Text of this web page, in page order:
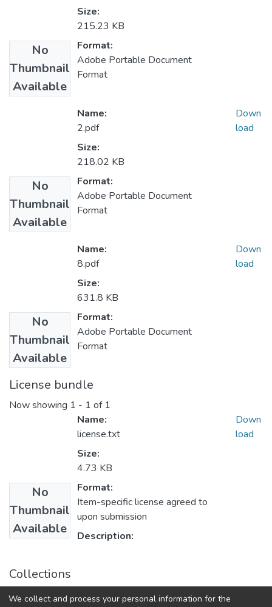
No
Thumbnail
Available
Size:
215.23 KB
Format:
Adobe Portable Document
Format
No
Thumbnail
Available
Name:
2.pdf
Size:
218.02 KB
Format:
Adobe Portable Document
Format
Down
load
No
Thumbnail
Available
Name:
8.pdf
Size:
631.8 KB
Format:
Adobe Portable Document
Format
Down
load
License bundle
Now showing 1 - 1 of 1
No
Thumbnail
Available
Name:
license.txt
Size:
4.73 KB
Format:
Item-specific license agreed to
upon submission
Description:
Down
load
Collections
Наукові вісті Далівського університету № 17
We collect and process your personal information for the